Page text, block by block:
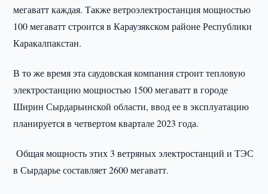
мегаватт каждая. Также ветроэлектростанция мощностью
100 мегаватт строится в Караузякском районе Республики
Каракалпакстан.
В то же время эта саудовская компания строит тепловую
электростанцию мощностью 1500 мегаватт в городе
Ширин Сырдарьинской области, ввод ее в эксплуатацию
планируется в четвертом квартале 2023 года.
Общая мощность этих 3 ветряных электростанций и ТЭС
в Сырдарье составляет 2600 мегаватт.